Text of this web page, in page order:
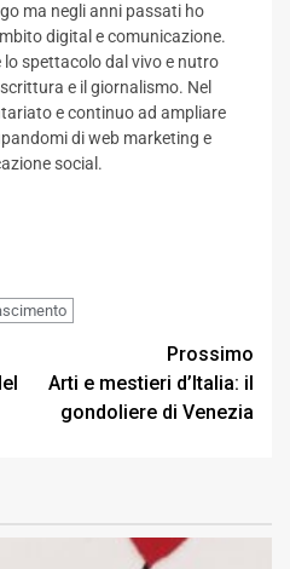
ma negli anni passati ho
digital e comunicazione.
lo spettacolo dal vivo e nutro
e il giornalismo. Nel
e continuo ad ampliare
di web marketing e
social.
Prossimo
Arti e mestieri d’Italia: il
gondoliere di Venezia